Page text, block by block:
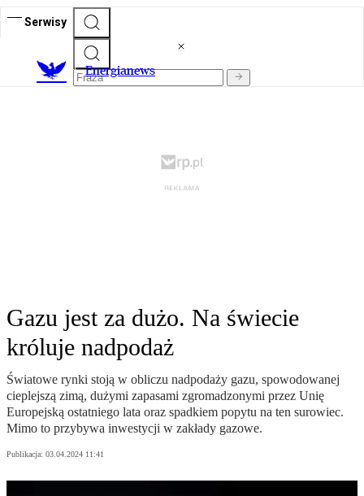
Serwisy
Energianews
Gazu jest za dużo. Na świecie
króluje nadpodaż
Światowe rynki stoją w obliczu nadpodaży gazu, spowodowanej
cieplejszą zimą, dużymi zapasami zgromadzonymi przez Unię
Europejską ostatniego lata oraz spadkiem popytu na ten surowiec.
Mimo to przybywa inwestycji w zakłady gazowe.
Publikacja: 03.04.2024 11:41